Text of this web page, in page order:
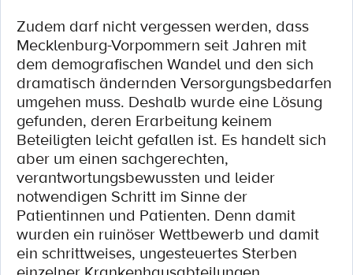
Zudem darf nicht vergessen werden, dass
Mecklenburg-Vorpommern seit Jahren mit
dem demografischen Wandel und den sich
dramatisch ändernden Versorgungsbedarfen
umgehen muss. Deshalb wurde eine Lösung
gefunden, deren Erarbeitung keinem
Beteiligten leicht gefallen ist. Es handelt sich
aber um einen sachgerechten,
verantwortungsbewussten und leider
notwendigen Schritt im Sinne der
Patientinnen und Patienten. Denn damit
wurden ein ruinöser Wettbewerb und damit
ein schrittweises, ungesteuertes Sterben